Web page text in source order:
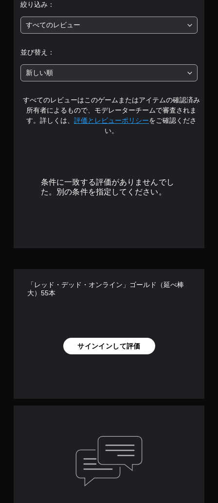
絞り込み：
すべてのレビュー
並び替え：
新しい順
すべてのレビューはこのゲームまたはアイテムの確認済み
所有者によるもので、モデレーターチームで審査されま
す。詳しくは、 評価とレビューポリシーをご確認くださ
い。
条件に一致する評価がありませんでし
た。別の条件を指定してください。
「レッド・デッド・オンライン」ゴールド（延べ棒
大）55本
サインインして評価